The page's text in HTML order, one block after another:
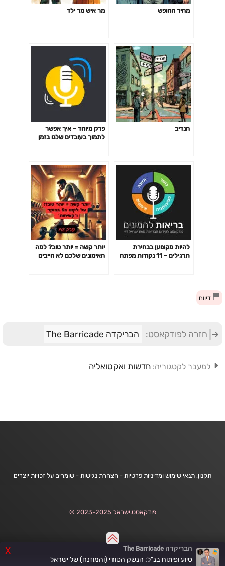
X הבריקדה The Barricade
סיוע ופיתוח בנ"ל: הנשק הסודי (והמוזנח) של ישראל
מחיר החופש מר איש מר ילד
הנדיב
פרק מיוחד – איך אפשר
לתמוך בעובדים שלנו בזמן
להיות מקצוען בבחירת
תרגילים – 11 נקודות מפתח
יותר קשה = יותר טוב? למה
האימונים שלכם לא חייבים
דיווח
חזרה לפודקאסט: הבריקדה The Barricade
למעבר לקטגוריה: חדשות ואקטואליה
תקנון, תנאי שימוש ומדיניות פרטיות - הצהרת נגישות - שומרים על זכויות יוצרים
פודקאסט.ישראל 2023-2025 ©